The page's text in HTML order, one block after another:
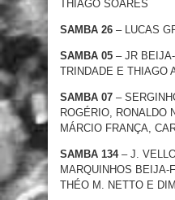
THIAGO SOARES
SAMBA 26 – LUCAS
SAMBA 05 – JR
TRINDADE E THIAGO
SAMBA 07 –
ROGÉRIO, RONALDO
MÁRCIO FRANÇA,
SAMBA 134– J.
MARQUINHOS BEIJA-
THÉO M. NETTO E